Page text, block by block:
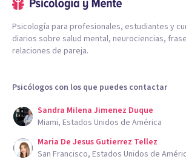
Psicología para profesionales, estudiantes y
diarios sobre salud mental, neurociencias,
relaciones de pareja.
Psicólogos con los que puedes contactar
Sandra Milena Jimenez Duque
Miami, Estados Unidos de América
Maria De Jesus Gutierrez Tellez
San Francisco, Estados Unidos de